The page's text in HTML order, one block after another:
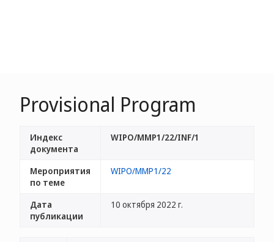
Provisional Program
Индекс
документа
WIPO/MMP1/22/INF/1
Мероприятия
по теме
WIPO/MMP1/22
Дата
публикации
10 октября 2022 г.